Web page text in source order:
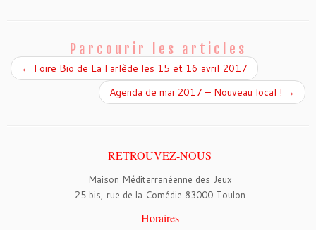
Parcourir les articles
← Foire Bio de La Farlède les 15 et 16 avril 2017
Agenda de mai 2017 – Nouveau local ! →
RETROUVEZ-NOUS
Maison Méditerranéenne des Jeux
25 bis, rue de la Comédie 83000 Toulon
Horaires